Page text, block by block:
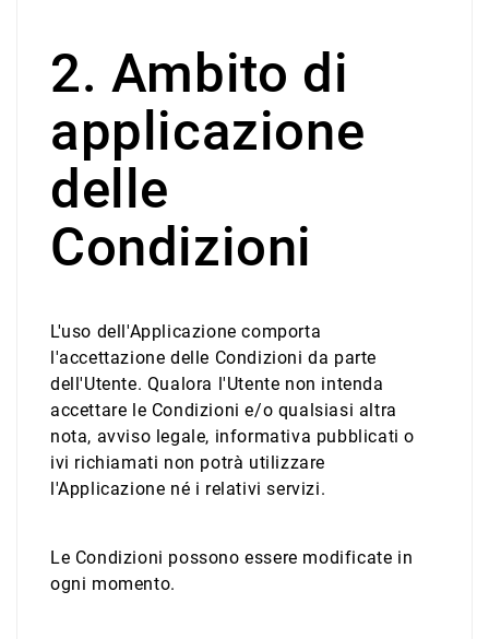
2. Ambito di
applicazione
delle
Condizioni
L'uso dell'Applicazione comporta
l'accettazione delle Condizioni da parte
dell'Utente. Qualora l'Utente non intenda
accettare le Condizioni e/o qualsiasi altra
nota, avviso legale, informativa pubblicati o
ivi richiamati non potrà utilizzare
l'Applicazione né i relativi servizi.
Le Condizioni possono essere modificate in
ogni momento.